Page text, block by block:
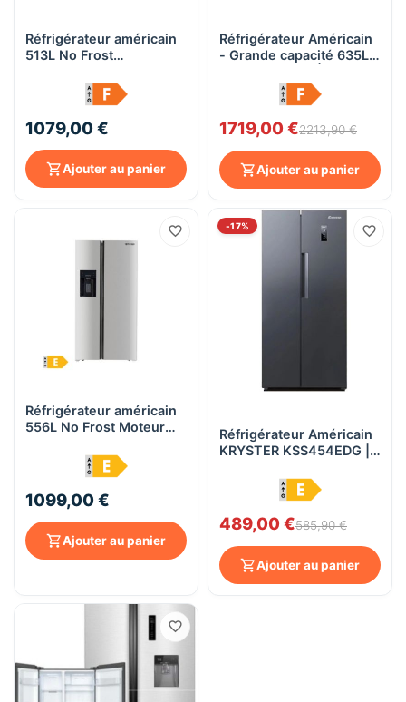
Réfrigérateur américain
513L No Frost
glaçons - DeRosso DR-
SBS513EDEG-B - Noir
1079,00 €
Ajouter au panier
Réfrigérateur Américain
- Grande capacité 635L |
Cooling™ | Linear
Cooling™ | Slim
SpacePlus™- LG
GSJV80MCLE - Carbone
1719,00 €2213,90 €
Ajouter au panier
Réfrigérateur américain
556L No Frost Moteur
d'eau et glaçons -
BSSICE556S4EX - Silver
1099,00 €
Ajouter au panier
-17%
Réfrigérateur Américain
KRYSTER KSS454EDG |
Inverter - Gris Foncé
489,00 €585,90 €
Ajouter au panier